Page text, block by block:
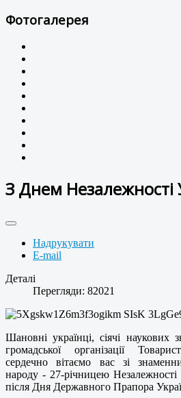
Фотогалерея
З Днем Незалежності
Надрукувати
E-mail
Деталі
Перегляди: 82021
Шановні українці, сіячі наукових
громадської організації
сердечно вітаємо вас зі
народу - 27-річницею Незалежності
після Дня Державного Прапора